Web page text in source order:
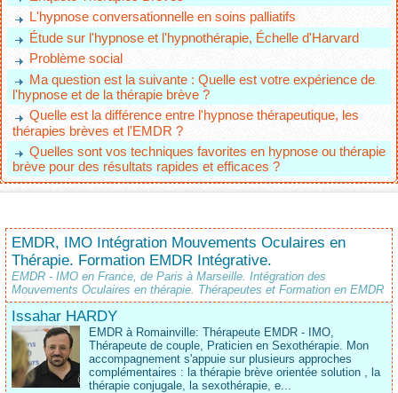
L'hypnose conversationnelle en soins palliatifs
Étude sur l'hypnose et l'hypnothérapie, Échelle d'Harvard
Problème social
Ma question est la suivante : Quelle est votre expérience de
l'hypnose et de la thérapie brève ?
Quelle est la différence entre l'hypnose thérapeutique, les
thérapies brèves et l'EMDR ?
Quelles sont vos techniques favorites en hypnose ou thérapie
brève pour des résultats rapides et efficaces ?
EMDR, IMO Intégration Mouvements Oculaires en
Thérapie. Formation EMDR Intégrative.
EMDR - IMO en France, de Paris à Marseille. Intégration des
Mouvements Oculaires en thérapie. Thérapeutes et Formation en EMDR
Issahar HARDY
EMDR à Romainville: Thérapeute EMDR - IMO,
Thérapeute de couple, Praticien en Sexothérapie. Mon
accompagnement s'appuie sur plusieurs approches
complémentaires : la thérapie brève orientée solution , la
thérapie conjugale, la sexothérapie, e...